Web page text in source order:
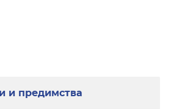
и предимства